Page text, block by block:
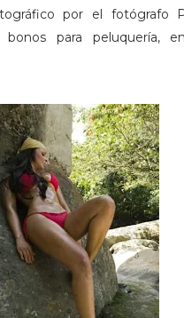
por el fotógrafo
bonos para peluquería,